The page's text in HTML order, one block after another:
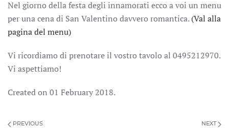
Nel giorno della festa degli innamorati ecco a voi un menu
per una cena di San Valentino davvero romantica.(Val alla
pagina del menu)
Vi ricordiamo di prenotare il vostro tavolo al 0495212970.
Vi aspettiamo!
Created on 01 February 2018.
PREVIOUS NEXT